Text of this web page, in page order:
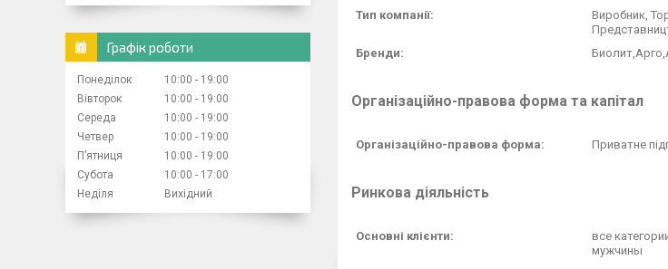
Тип компанії:
Виробник,
Бренди:
Організаційно-правова форма та капітал
Організаційно-правова форма: Приватне
Ринкова діяльність
Основні клієнти:
все
мужчины
Графік роботи
Понеділок 10:00
19:00
Вівторок
10:00
19:00
Середа
10:00
19:00
Четвер
10:00
19:00
Пʼятниця
10:00
19:00
Субота
10:00
17:00
Неділя
Вихідний